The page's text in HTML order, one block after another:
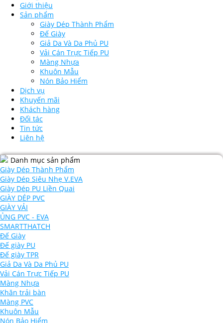
Giới thiệu
Sản phẩm
Giày Dép Thành Phẩm
Đế Giày
Giả Da Và Da Phủ PU
Vải Cán Trực Tiếp PU
Màng Nhựa
Khuôn Mẫu
Nón Bảo Hiểm
Dịch vụ
Khuyến mãi
Khách hàng
Đối tác
Tin tức
Liên hệ
Danh mục sản phẩm
Giày Dép Thành Phẩm
Giày Dép Siêu Nhẹ V.EVA
Giày Dép PU Liền Quai
GIÀY DÉP PVC
GIÀY VẢI
ỦNG PVC - EVA
SMARTTHATCH
Đế Giày
Đế giày PU
Đế giày TPR
Giả Da Và Da Phủ PU
Vải Cán Trực Tiếp PU
Màng Nhựa
Khăn trải bàn
Màng PVC
Khuôn Mẫu
Nón Bảo Hiểm